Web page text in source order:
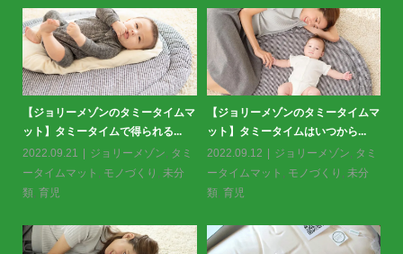
＜掲載情報＞クーヨン2月号に掲載
いただきました。
2023.01.26
お知らせ,ジョリーメ
ゾン ,トッポンチーノ
スタンダードパックから新シリーズ
が登場！＜布川愛子さんリスパ...
2022.12.19
お知らせ ,ジョリーメ
ゾン ,トッポンチーノ,モノづくり